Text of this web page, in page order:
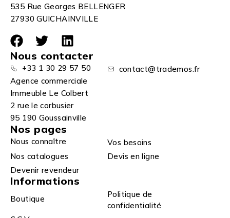
535 Rue Georges BELLENGER
27930 GUICHAINVILLE
Nous contacter
+33 1 30 29 57 50
contact@trademos.fr
Agence commerciale
Immeuble Le Colbert
2 rue le corbusier
95 190 Goussainville
Nos pages
Nous connaître
Vos besoins
Nos catalogues
Devis en ligne
Devenir revendeur
Informations
Boutique
Politique de
confidentialité